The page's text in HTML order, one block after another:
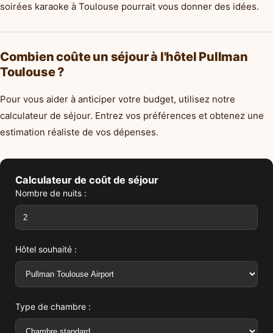
soirées karaoke à Toulouse pourrait vous donner des idées.
Combien coûte un séjour à l'hôtel Pullman
Toulouse ?
Pour vous aider à anticiper votre budget, utilisez notre
calculateur de séjour. Entrez vos préférences et obtenez une
estimation réaliste de vos dépenses.
Calculateur de coût de séjour
Nombre de nuits :
Hôtel souhaité :
Type de chambre :